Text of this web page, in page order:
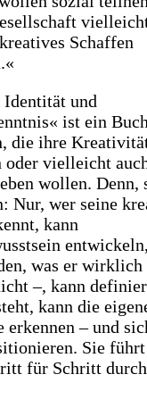
Schaffen
Identität und
ist ein
die ihre
oder vielleicht
wollen. Denn,
Nur, wer seine
kann
was er
–, kann
kann die
erkennen – und
Sie
für Schritt